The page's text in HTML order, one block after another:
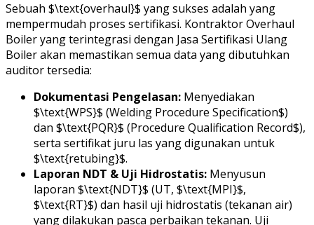
Sebuah $\text{overhaul}$ yang sukses adalah yang
mempermudah proses sertifikasi. Kontraktor Overhaul
Boiler yang terintegrasi dengan Jasa Sertifikasi Ulang
Boiler akan memastikan semua data yang dibutuhkan
auditor tersedia:
Dokumentasi Pengelasan: Menyediakan
$\text{WPS}$ (Welding Procedure Specification$)
dan $\text{PQR}$ (Procedure Qualification Record$),
serta sertifikat juru las yang digunakan untuk
$\text{retubing}$.
Laporan NDT & Uji Hidrostatis: Menyusun
laporan $\text{NDT}$ (UT, $\text{MPI}$,
$\text{RT}$) dan hasil uji hidrostatis (tekanan air)
yang dilakukan pasca perbaikan tekanan. Uji